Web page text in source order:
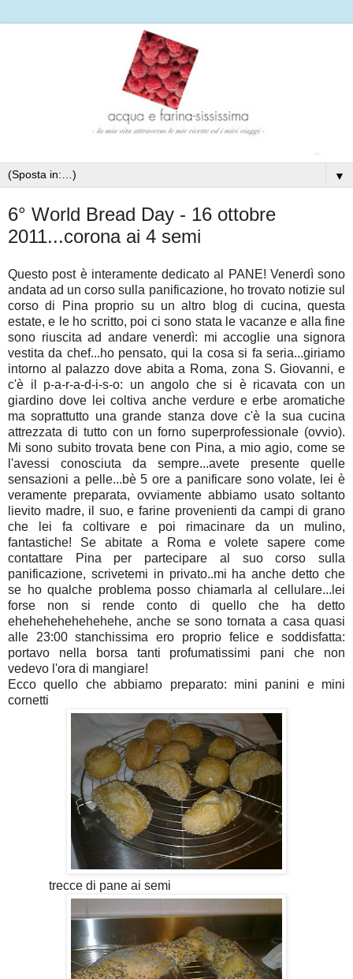
▼
6° World Bread Day - 16 ottobre
2011...corona ai 4 semi
Questo post è interamente dedicato al PANE! Venerdì sono
andata ad un corso sulla panificazione, ho trovato notizie sul
corso di Pina proprio su un altro blog di cucina, questa
estate, e le ho scritto, poi ci sono stata le vacanze e alla fine
sono riuscita ad andare venerdì: mi accoglie una signora
vestita da chef...ho pensato, qui la cosa si fa seria...giriamo
intorno al palazzo dove abita a Roma, zona S. Giovanni, e
c'è il p-a-r-a-d-i-s-o: un angolo che si è ricavata con un
giardino dove lei coltiva anche verdure e erbe aromatiche
ma soprattutto una grande stanza dove c'è la sua cucina
attrezzata di tutto con un forno superprofessionale (ovvio).
Mi sono subito trovata bene con Pina, a mio agio, come se
l'avessi conosciuta da sempre...avete presente quelle
sensazioni a pelle...bè 5 ore a panificare sono volate, lei è
veramente preparata, ovviamente abbiamo usato soltanto
lievito madre, il suo, e farine provenienti da campi di grano
che lei fa coltivare e poi rimacinare da un mulino,
fantastiche! Se abitate a Roma e volete sapere come
contattare Pina per partecipare al suo corso sulla
panificazione, scrivetemi in privato..mi ha anche detto che
se ho qualche problema posso chiamarla al cellulare...lei
forse non si rende conto di quello che ha detto
ehehehehehehehehe, anche se sono tornata a casa quasi
alle 23:00 stanchissima ero proprio felice e soddisfatta:
portavo nella borsa tanti profumatissimi pani che non
vedevo l'ora di mangiare!
Ecco quello che abbiamo preparato: mini panini e mini
cornetti
trecce di pane ai semi